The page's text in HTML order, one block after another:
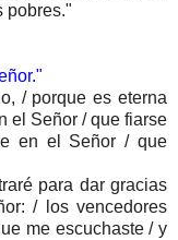
pobres."
/ porque es eterna
el Señor / que fiarse
en el Señor / que
para dar gracias
/ los vencedores
me escuchaste / y